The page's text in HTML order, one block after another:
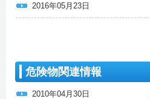
2016年05月23日
危険物関連情報
2010年04月30日